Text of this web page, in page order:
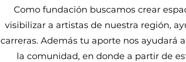
Como fundación buscamos crear
visibilizar a artistas de nuestra región,
carreras. Además tu aporte nos ayudará
la comunidad, en donde a partir de